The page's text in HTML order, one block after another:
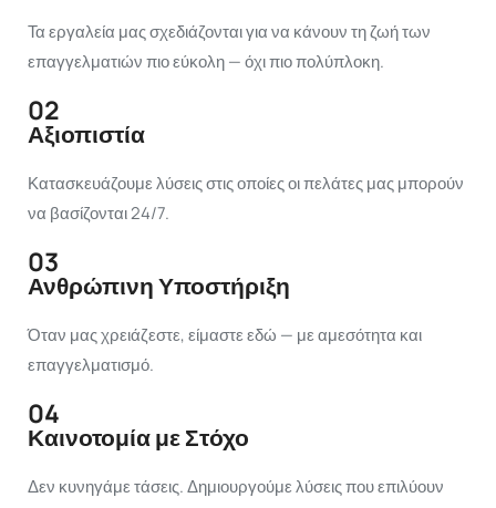
Τα εργαλεία μας σχεδιάζονται για να κάνουν τη ζωή των
επαγγελματιών πιο εύκολη — όχι πιο πολύπλοκη.
02
Αξιοπιστία
Κατασκευάζουμε λύσεις στις οποίες οι πελάτες μας μπορούν
να βασίζονται 24/7.
03
Ανθρώπινη Υποστήριξη
Όταν μας χρειάζεστε, είμαστε εδώ — με αμεσότητα και
επαγγελματισμό.
04
Καινοτομία με Στόχο
Δεν κυνηγάμε τάσεις. Δημιουργούμε λύσεις που επιλύουν